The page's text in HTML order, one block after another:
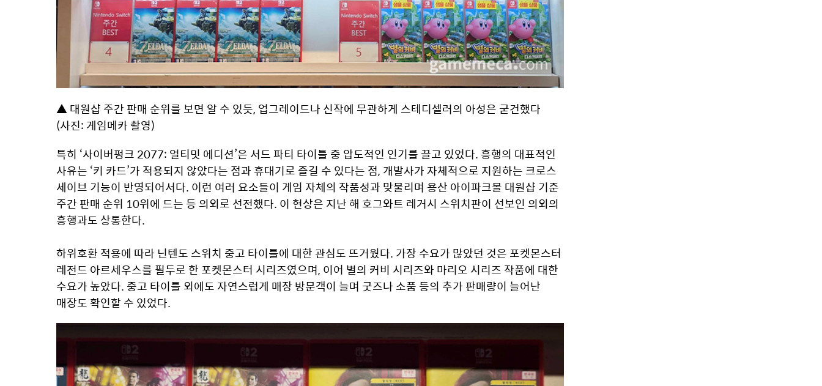
▲ 대원샵 주간 판매 순위를 보면 알 수 있듯, 업그레이드나 신작에 무관하게 스테디셀러의 아성은 굳건했다
(사진: 게임메카 촬영)
특히 ‘사이버펑크 2077: 얼티밋 에디션’은 서드 파티 타이틀 중 압도적인 인기를 끌고 있었다. 흥행의 대표적인
사유는 ‘키 카드’가 적용되지 않았다는 점과 휴대기로 즐길 수 있다는 점, 개발사가 자체적으로 지원하는 크로스
세이브 기능이 반영되어서다. 이런 여러 요소들이 게임 자체의 작품성과 맞물리며 용산 아이파크몰 대원샵 기준
주간 판매 순위 10위에 드는 등 의외로 선전했다. 이 현상은 지난 해 호그와트 레거시 스위치판이 선보인 의외의
흥행과도 상통한다.
하위호환 적용에 따라 닌텐도 스위치 중고 타이틀에 대한 관심도 뜨거웠다. 가장 수요가 많았던 것은 포켓몬스터
레전드 아르세우스를 필두로 한 포켓몬스터 시리즈였으며, 이어 별의 커비 시리즈와 마리오 시리즈 작품에 대한
수요가 높았다. 중고 타이틀 외에도 자연스럽게 매장 방문객이 늘며 굿즈나 소품 등의 추가 판매량이 늘어난
매장도 확인할 수 있었다.